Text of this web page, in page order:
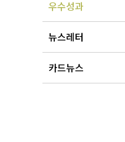
우수성과
뉴스레터
카드뉴스